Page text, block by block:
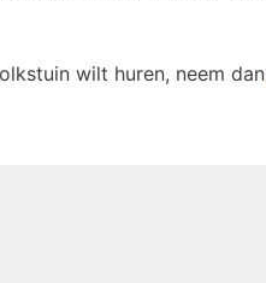
wilt huren, neem dan